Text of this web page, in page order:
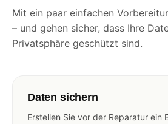
Mit ein paar einfachen
– und gehen sicher, dass Ihre
Privatsphäre geschützt sind.
Daten sichern
Erstellen Sie vor der Reparatur ein